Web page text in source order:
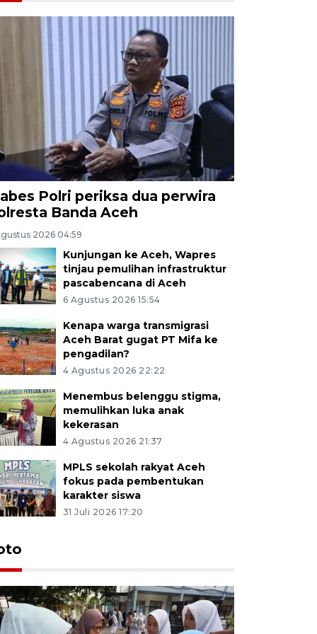
Polri periksa dua perwira
Banda Aceh
2026 04:59
Kunjungan ke Aceh, Wapres
tinjau pemulihan infrastruktur
pascabencana di Aceh
6 Agustus 2026 15:54
Kenapa warga transmigrasi
Aceh Barat gugat PT Mifa ke
pengadilan?
4 Agustus 2026 22:22
Menembus belenggu stigma,
memulihkan luka anak
kekerasan
4 Agustus 2026 21:37
MPLS sekolah rakyat Aceh
fokus pada pembentukan
karakter siswa
31 Juli 2026 17:20